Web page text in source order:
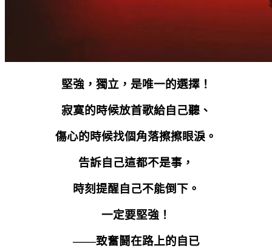
堅強，獨立，是唯一的選擇！
寂寞的時候放首歌給自己聽、
傷心的時候找個角落擦擦眼淚。
告訴自己這都不是事，
時刻提醒自己不能倒下。
一定要堅強！
——致奮鬪在路上的自已